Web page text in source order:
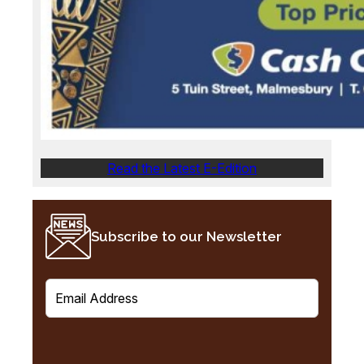
Read the Latest E-Edition
Subscribe to our Newsletter
E